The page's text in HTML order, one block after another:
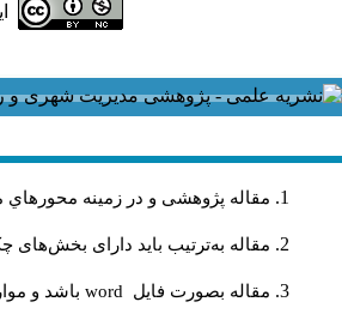
مقاله پژوهشی و در زمینه
مقاله به‌ترتیب باید دارای بخش‌های
مقاله بصورت فايل word باشد و